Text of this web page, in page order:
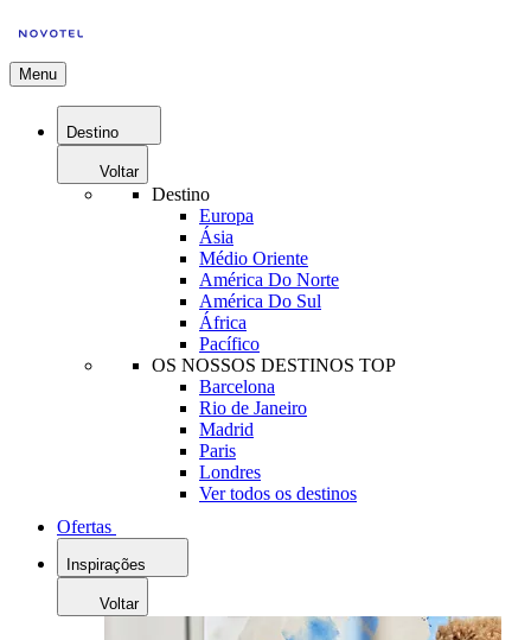
Menu
Destino
Voltar
Destino
Europa
Ásia
Médio Oriente
América Do Norte
América Do Sul
África
Pacífico
OS NOSSOS DESTINOS TOP
Barcelona
Rio de Janeiro
Madrid
Paris
Londres
Ver todos os destinos
Ofertas
Inspirações
Voltar